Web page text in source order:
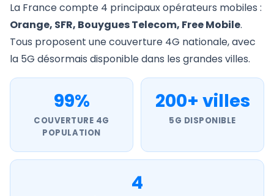
La France compte 4 principaux opérateurs mobiles :
Orange, SFR, Bouygues Telecom, Free Mobile.
Tous proposent une couverture 4G nationale, avec
la 5G désormais disponible dans les grandes villes.
99%
COUVERTURE 4G
POPULATION
200+ villes
5G DISPONIBLE
4